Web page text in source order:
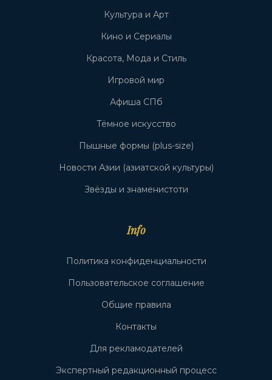
Культура и Арт
Кино и Сериалы
Красота, Мода и Стиль
Игровой мир
Афиша СПб
Тёмное искусство
Пышные формы (plus-size)
Новости Азии (азиатской культуры)
Звёзды и знаменистоти
Info
Политика конфиденциальности
Пользовательское соглашение
Общие правила
Контакты
Для рекламодателей
Экспертный редакционный процесс